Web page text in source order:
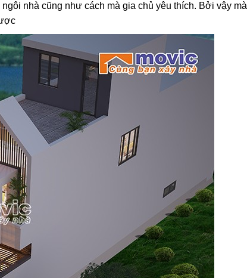
nhà cũng như cách mà gia chủ yêu thích. Bởi vậy mà